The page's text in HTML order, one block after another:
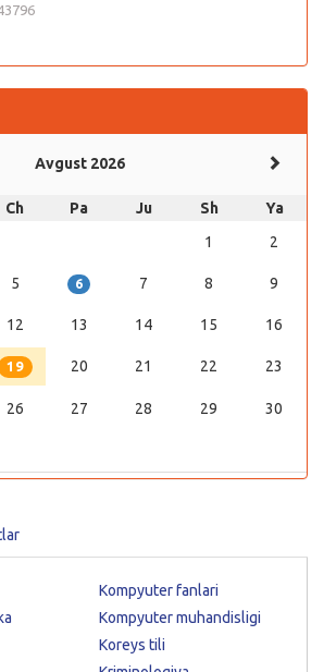
Avgust 2026
Ch Pa Ju Sh
Ya
1
2
5 6 7 8 9
12 13 14 15 16
19 20 21 22 23
26 27 28 29 30
Kompyuter fanlari
Kompyuter muhandisligi
Koreys tili